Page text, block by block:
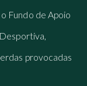
Fundo de Apoio
provocadas